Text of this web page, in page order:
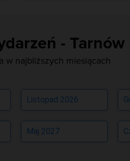
- Tarnów
w najbliższych miesiącach
Listopad 2026
Maj 2027